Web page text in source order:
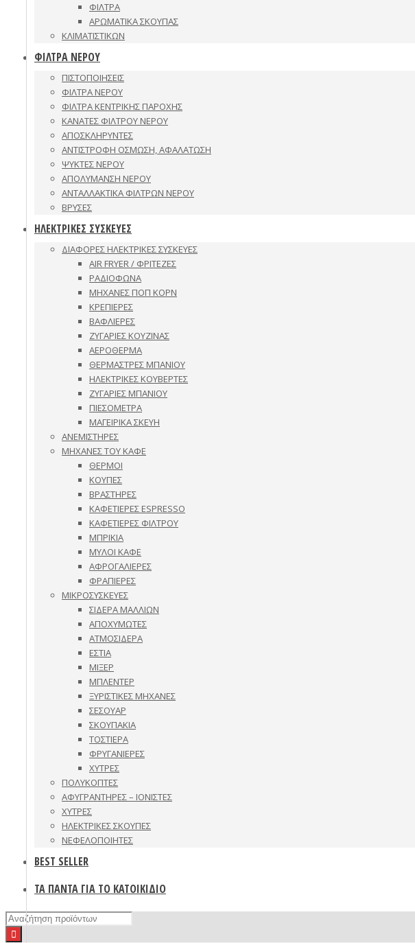
ΦΙΛΤΡΑ
ΑΡΩΜΑΤΙΚΑ ΣΚΟΥΠΑΣ
ΚΛΙΜΑΤΙΣΤΙΚΩΝ
ΦΙΛΤΡΑ ΝΕΡΟΥ
ΠΙΣΤΟΠΟΙΗΣΕΙΣ
ΦΙΛΤΡΑ ΝΕΡΟΥ
ΦΙΛΤΡΑ ΚΕΝΤΡΙΚΗΣ ΠΑΡΟΧΗΣ
ΚΑΝΑΤΕΣ ΦΙΛΤΡΟΥ ΝΕΡΟΥ
ΑΠΟΣΚΛΗΡΥΝΤΕΣ
ΑΝΤΙΣΤΡΟΦΗ ΟΣΜΩΣΗ, ΑΦΑΛΑΤΩΣΗ
ΨΥΚΤΕΣ ΝΕΡΟΥ
ΑΠΟΛΥΜΑΝΣΗ ΝΕΡΟΥ
ΑΝΤΑΛΛΑΚΤΙΚΑ ΦΙΛΤΡΩΝ ΝΕΡΟΥ
ΒΡΥΣΕΣ
ΗΛΕΚΤΡΙΚΕΣ ΣΥΣΚΕΥΕΣ
ΔΙΑΦΟΡΕΣ ΗΛΕΚΤΡΙΚΕΣ ΣΥΣΚΕΥΕΣ
AIR FRYER / ΦΡΙΤΕΖΕΣ
ΡΑΔΙΟΦΩΝΑ
ΜΗΧΑΝΕΣ ΠΟΠ ΚΟΡΝ
ΚΡΕΠΙΕΡΕΣ
ΒΑΦΛΙΕΡΕΣ
ΖΥΓΑΡΙΕΣ ΚΟΥΖΙΝΑΣ
ΑΕΡΟΘΕΡΜΑ
ΘΕΡΜΑΣΤΡΕΣ ΜΠΑΝΙΟΥ
ΗΛΕΚΤΡΙΚΕΣ ΚΟΥΒΕΡΤΕΣ
ΖΥΓΑΡΙΕΣ ΜΠΑΝΙΟΥ
ΠΙΕΣΟΜΕΤΡΑ
ΜΑΓΕΙΡΙΚΑ ΣΚΕΥΗ
ΑΝΕΜΙΣΤΗΡΕΣ
ΜΗΧΑΝΕΣ ΤΟΥ ΚΑΦΕ
ΘΕΡΜΟΙ
ΚΟΥΠΕΣ
ΒΡΑΣΤΗΡΕΣ
ΚΑΦΕΤΙΕΡΕΣ ESPRESSO
ΚΑΦΕΤΙΕΡΕΣ ΦΙΛΤΡΟΥ
ΜΠΡΙΚΙΑ
ΜΥΛΟΙ ΚΑΦΕ
ΑΦΡΟΓΑΛΙΕΡΕΣ
ΦΡΑΠΙΕΡΕΣ
ΜΙΚΡΟΣΥΣΚΕΥΕΣ
ΣΙΔΕΡΑ ΜΑΛΛΙΩΝ
ΑΠΟΧΥΜΩΤΕΣ
ΑΤΜΟΣΙΔΕΡΑ
ΕΣΤΙΑ
ΜΙΞΕΡ
ΜΠΛΕΝΤΕΡ
ΞΥΡΙΣΤΙΚΕΣ ΜΗΧΑΝΕΣ
ΣΕΣΟΥΑΡ
ΣΚΟΥΠΑΚΙΑ
ΤΟΣΤΙΕΡΑ
ΦΡΥΓΑΝΙΕΡΕΣ
ΧΥΤΡΕΣ
ΠΟΛΥΚΟΠΤΕΣ
ΑΦΥΓΡΑΝΤΗΡΕΣ – ΙΟΝΙΣΤΕΣ
ΧΥΤΡΕΣ
ΗΛΕΚΤΡΙΚΕΣ ΣΚΟΥΠΕΣ
ΝΕΦΕΛΟΠΟΙΗΤΕΣ
BEST SELLER
ΤΑ ΠΑΝΤΑ ΓΙΑ ΤΟ ΚΑΤΟΙΚΙΔΙΟ